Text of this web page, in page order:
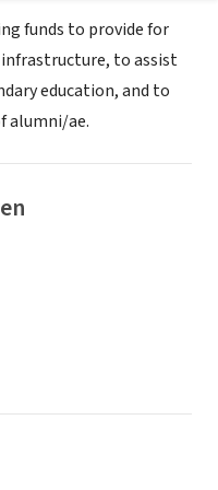
funds to provide for
to assist
education, and to
alumni/ae.